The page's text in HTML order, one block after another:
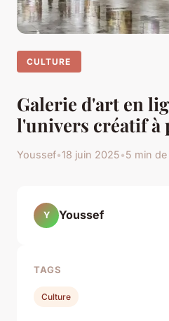
CULTURE
Galerie d'art en
l'univers créatif à
Youssef•18 juin 2025•5 min
Y Youssef
TAGS
Culture